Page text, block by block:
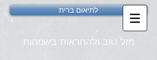
לתיאום ברית
מזל טוב ולהתראות בשמחות